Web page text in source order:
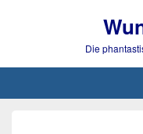
Die